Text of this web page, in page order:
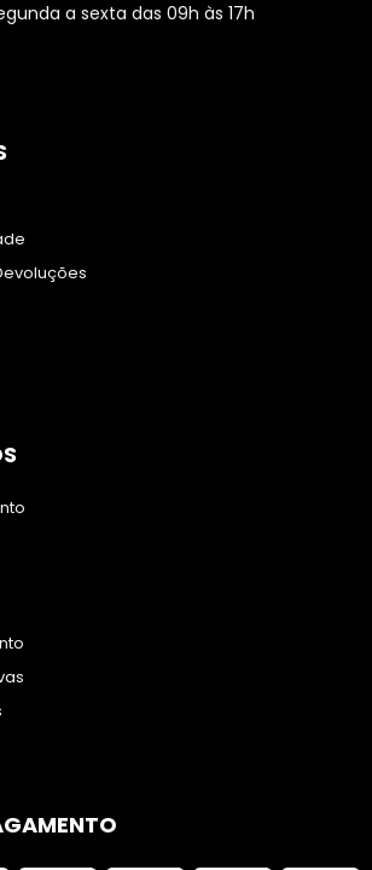
a sexta das 09h às 17h